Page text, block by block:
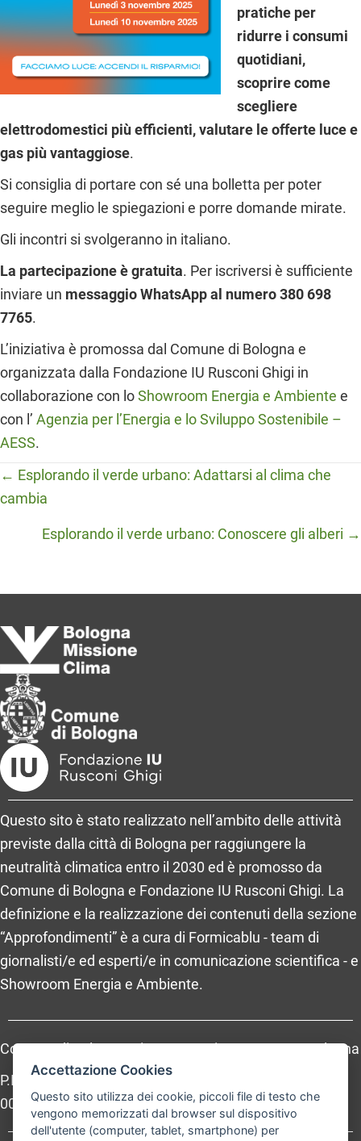
pratiche per
ridurre i consumi
quotidiani,
scoprire come
scegliere
elettrodomestici più efficienti, valutare le offerte luce e
gas più vantaggiose.
Si consiglia di portare con sé una bolletta per poter
seguire meglio le spiegazioni e porre domande mirate.
Gli incontri si svolgeranno in italiano.
La partecipazione è gratuita. Per iscriversi è sufficiente
inviare un messaggio WhatsApp al numero 380 698
7765.
L’iniziativa è promossa dal Comune di Bologna e
organizzata dalla Fondazione IU Rusconi Ghigi in
collaborazione con loShowroom Energia e Ambiente e
con l’ Agenzia per l’Energia e lo Sviluppo Sostenibile –
AESS.
Posts
navigation
← Esplorando il verde urbano: Adattarsi al clima che
cambia
Esplorando il verde urbano: Conoscere gli alberi →
Questo sito è stato realizzato nell’ambito delle attività
previste dalla città di Bologna per raggiungere la
neutralità climatica entro il 2030 ed è promosso da
Comune di Bologna e Fondazione IU Rusconi Ghigi. La
definizione e la realizzazione dei contenuti della sezione
“Approfondimenti” è a cura di Formicablu - team di
giornalisti/e ed esperti/e in comunicazione scientifica - e
Showroom Energia e Ambiente.
Comune di Bologna, Piazza Maggiore, 6 - 40124 Bologna
P.Iva: 01232710374 - Cod. IBAN: IT 88 R 02008 02435
000020067156
Accettazione Cookies
Questo sito utilizza dei cookie, piccoli file di testo che
vengono memorizzati dal browser sul dispositivo
dell'utente (computer, tablet, smartphone) per